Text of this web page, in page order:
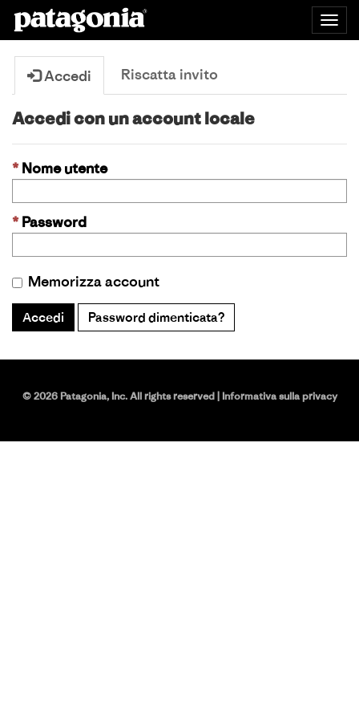
Accedi Riscatta invito
Accedi con un account locale
Nome utente
Password
Memorizza account
Accedi Password dimenticata?
©2026Patagonia, Inc. All rights reserved| Informativa sulla privacy